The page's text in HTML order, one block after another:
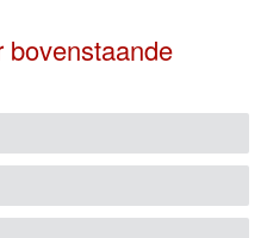
bovenstaande